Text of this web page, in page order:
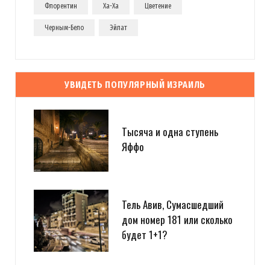
Флорентин Ха-Ха Цветение
Черным-Бело Эйлат
УВИДЕТЬ ПОПУЛЯРНЫЙ ИЗРАИЛЬ
Тысяча и одна ступень
Яффо
Тель Авив, Сумасшедший
дом номер 181 или сколько
будет 1+1?